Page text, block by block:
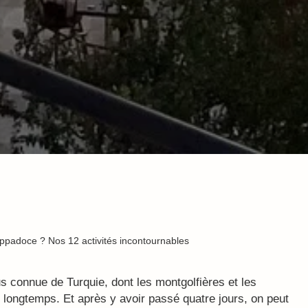
? Nos 12 activités incontournables
connue de Turquie, dont les montgolfières et les
Et après y avoir passé quatre jours, on peut